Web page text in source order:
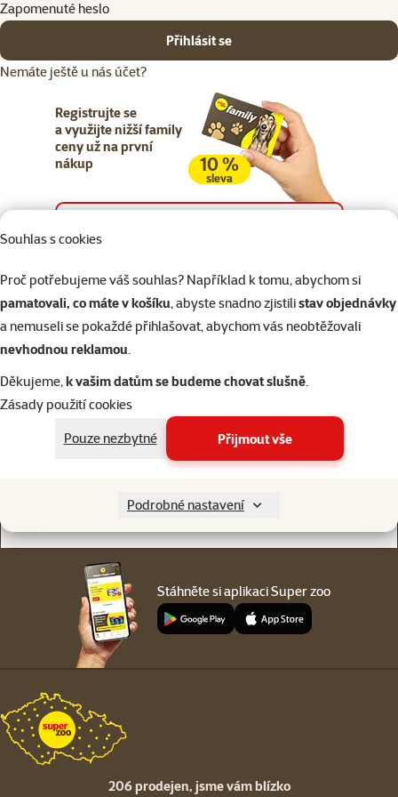
Souhlas s cookies
Proč potřebujeme váš souhlas? Například k tomu, abychom si
pamatovali, co máte v košíku, abyste snadno zjistilistav objednávky
a nemuseli se pokaždé přihlašovat, abychom vás neobtěžovali
nevhodnou reklamou.
Děkujeme,k vašim datům se budeme chovat slušně.
Zásady použití cookies
Pouze nezbytné
Přijmout vše
Podrobné nastavení
Zapomenuté heslo
Přihlásit se
Nemáte ještě u nás účet?
Registrujte se
a využijte nižší family
ceny už na první
nákup
10 %
sleva
Napište nám
eshop@superzoo.cz
321 000 180
Online chat
jsme vám blízko
Stáhněte si aplikaci Super zoo
206 prodejen, jsme vám blízko